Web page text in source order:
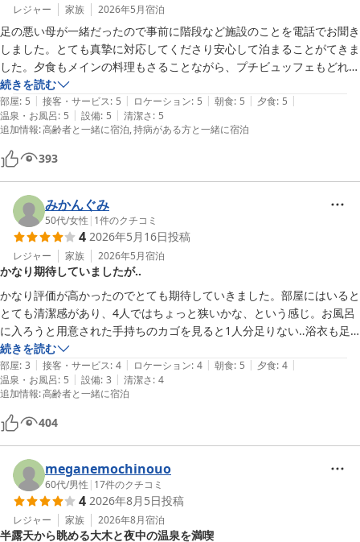
レジャー 家族 2026年5月宿泊
足の悪い母が一緒だったので事前に階段など施設のことを電話でお聞き
しました。とても真摯に対応してくださり安心して泊まることがてきま
した。夕食もメインの料理もさることながら、プチビュッフェもどれも
とても美味しくて（当然朝食も）食べ過ぎてしまいました。温泉も足の
悪いのを心配してくださいましたが入ることができ、気持ち良いと大満
足でした。ホテルの皆さんもとても素晴らしくいい思い出になりまし
た。ありがとうごさいました。
続きを読む
部屋: 5 | 接客・サービス: 5 | ロケーション: 5 | 朝食: 5 | 夕食: 5 |
温泉・お風呂: 5 | 設備: 5 | 清潔さ: 5
追加情報:高齢者と一緒に宿泊 持病がある方と一緒に宿泊
393
みかんぐみ
50代/女性 | 1件のクチコミ
4 2026年5月16日投稿
レジャー 家族 2026年5月宿泊
かなり期待していましたが‥
かなり評価が高かったのでとても期待していきました。部屋にはいると
とても清潔感があり、4人ではちょっと狭いかな、という感じ。お風呂
に入ろうと用意された手持ちのカゴを見ると1人分足りない‥浴衣も足
りない‥浴衣の袖が何故かシワシワ‥何故？1人分足りないのはフロント
に言うとすぐに謝罪と1人分用意をしてくれました。トイレに入ると鍵
がかからない‥壊れているわけではないとは思いますが、かからない‥
家族しかいなかったので、なんとかなりましたが、うーん‥。食事はこ
じんまりとしつつも、一つ一つのお味は良くて接客にも満足。温泉もと
ても気持ちよかったです。今回は部屋のあたりが悪かったのかなぁ？と
続きを読む
部屋: 3 | 接客・サービス: 4 | ロケーション: 4 | 朝食: 5 | 夕食: 4 |
温泉・お風呂: 5 | 設備: 3 | 清潔さ: 4
追加情報:高齢者と一緒に宿泊
404
meganemochinouo
60代/男性 | 17件のクチコミ
4 2026年8月5日投稿
レジャー 家族 2026年8月宿泊
半露天から眺める大木と夜中の温泉を満喫